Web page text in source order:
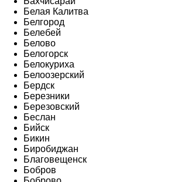
Белая Калитва
Белгород
Белебей
Белово
Белогорск
Белокуриха
Белоозерский
Бердск
Березники
Березовский
Беслан
Бийск
Бикин
Биробиджан
Благовещенск
Бобров